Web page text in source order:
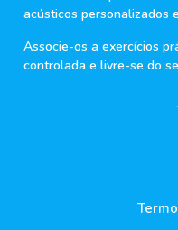
acústicos personalizados
Associe-os a exercícios
controlada e livre-se do